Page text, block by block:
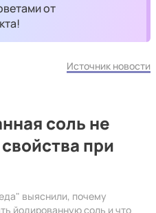
от
Источник новости
соль не
при
выяснили, почему
йодированную соль и что